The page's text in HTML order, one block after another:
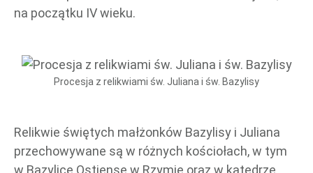
na początku IV wieku.
Procesja z relikwiami św. Juliana i św. Bazylisy
Relikwie świętych małżonków Bazylisy i Juliana
przechowywane są w różnych kościołach, w tym
w Bazylice Ostiense w Rzymie oraz w katedrze